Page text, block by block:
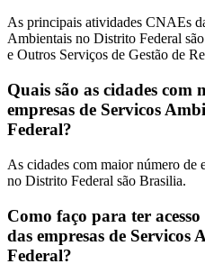
As principais atividades CNAEs
Ambientais no Distrito Federal
e Outros Serviços de Gestão de
Quais são as cidades com
empresas de Servicos
Federal?
As cidades com maior número de
no Distrito Federal são Brasilia.
Como faço para ter
das empresas de Servicos
Federal?